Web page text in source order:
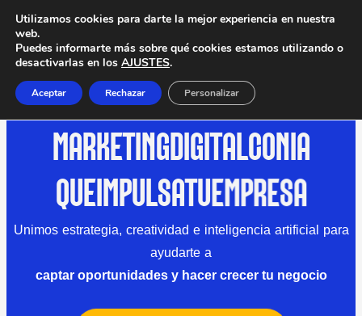
MARKETINGDIGITALCON IA
QUEIMPULSATUEMPRESA
Unimos estrategia, creatividad e inteligencia artificial para
ayudarte a
captar oportunidades y hacer crecer tu negocio
Utilizamos cookies para darte la mejor experiencia en nuestra
web.
Puedes informarte más sobre qué cookies estamos utilizando o
desactivarlas en los AJUSTES.
Aceptar Rechazar Personalizar